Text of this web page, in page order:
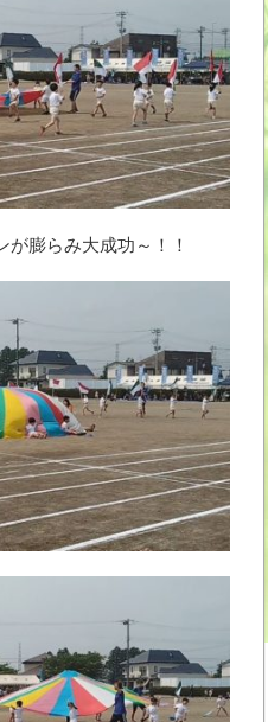
膨らみ大成功～！！